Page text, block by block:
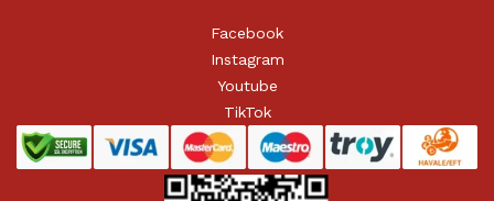
Facebook
Instagram
Youtube
TikTok